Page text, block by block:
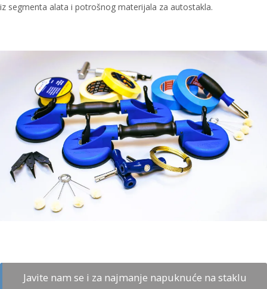
iz segmenta alata i potrošnog materijala za autostakla.
Javite nam se i za najmanje napuknuće na staklu